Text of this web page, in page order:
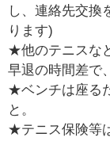
し、連絡先交換
ります)
★他のテニスな
早退の時間差で
★ベンチは座る
と。
★テニス保険等